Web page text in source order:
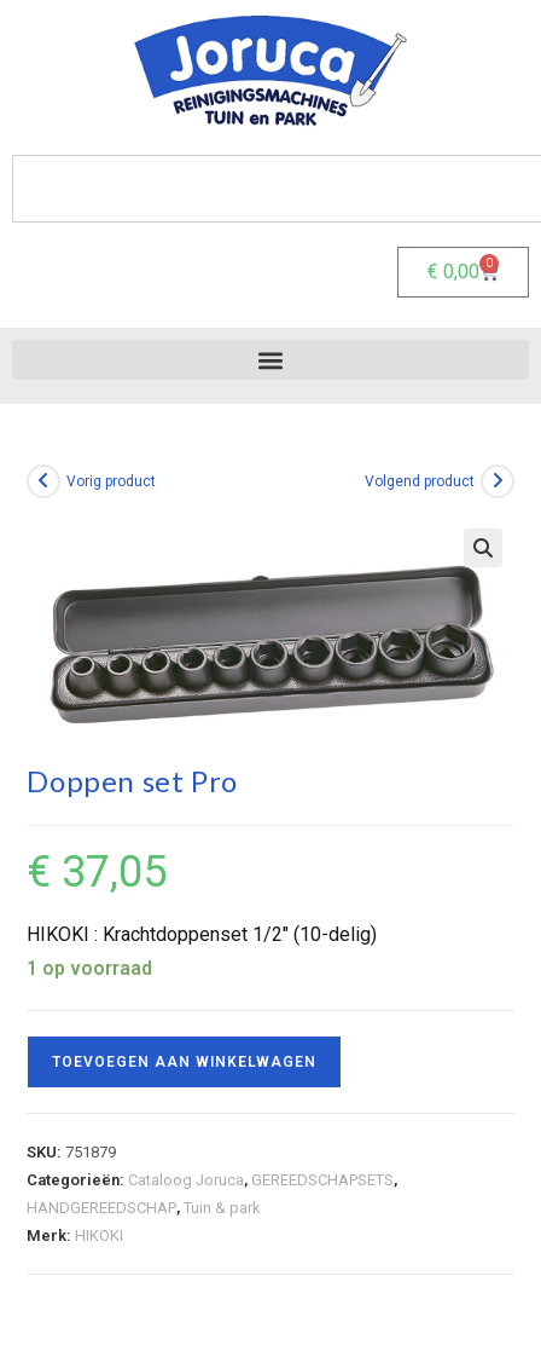
€ 0,00 0
Vorig product Volgend product
Doppen set Pro
€ 37,05
HIKOKI : Krachtdoppenset 1/2″ (10-delig)
1 op voorraad
TOEVOEGEN AAN WINKELWAGEN
SKU:751879
Categorieën: Cataloog Joruca, GEREEDSCHAPSETS,
HANDGEREEDSCHAP,Tuin & park
Merk: HIKOKI